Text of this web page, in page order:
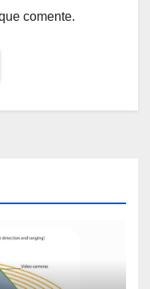
comente.